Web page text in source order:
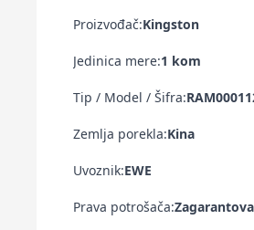
Proizvođač:Kingston
Jedinica mere:1 kom
Tip / Model / Šifra:
Zemlja porekla:Kina
Uvoznik:EWE
Prava potrošača: